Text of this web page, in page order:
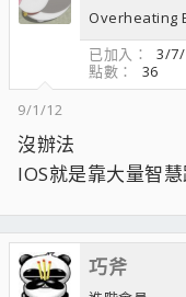
Overheating
已加入
3/7/
點數
36
9/1/12
沒辦法
IOS就是靠大量智
巧斧